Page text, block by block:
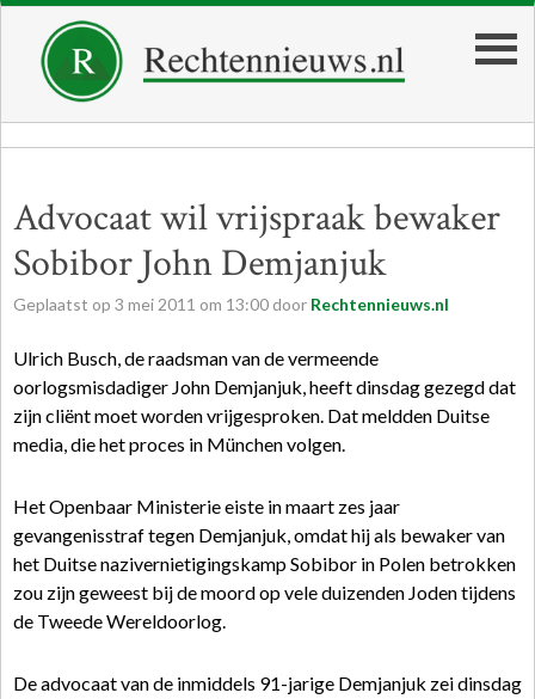
Advocaat wil vrijspraak bewaker
Sobibor John Demjanjuk
Geplaatst op 3 mei 2011 om 13:00 door Rechtennieuws.nl
Ulrich Busch, de raadsman van de vermeende
oorlogsmisdadiger John Demjanjuk, heeft dinsdag gezegd dat
zijn cliënt moet worden vrijgesproken. Dat meldden Duitse
media, die het proces in München volgen.
Het Openbaar Ministerie eiste in maart zes jaar
gevangenisstraf tegen Demjanjuk, omdat hij als bewaker van
het Duitse nazivernietigingskamp Sobibor in Polen betrokken
zou zijn geweest bij de moord op vele duizenden Joden tijdens
de Tweede Wereldoorlog.
De advocaat van de inmiddels 91-jarige Demjanjuk zei dinsdag